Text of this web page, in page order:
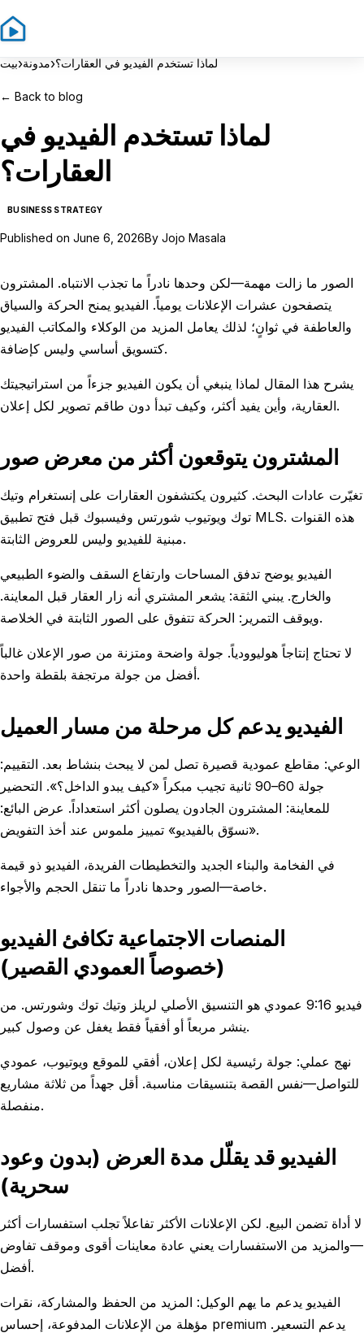
بيت›مدونة›لماذا تستخدم الفيديو في العقارات؟
← Back to blog
لماذا تستخدم الفيديو في
العقارات؟
BUSINESS STRATEGY
Published on June 6, 2026By Jojo Masala
الصور ما زالت مهمة—لكن وحدها نادراً ما تجذب الانتباه. المشترون
يتصفحون عشرات الإعلانات يومياً. الفيديو يمنح الحركة والسياق
والعاطفة في ثوانٍ؛ لذلك يعامل المزيد من الوكلاء والمكاتب الفيديو
كتسويق أساسي وليس كإضافة.
يشرح هذا المقال لماذا ينبغي أن يكون الفيديو جزءاً من استراتيجيتك
العقارية، وأين يفيد أكثر، وكيف تبدأ دون طاقم تصوير لكل إعلان.
المشترون يتوقعون أكثر من معرض صور
تغيّرت عادات البحث. كثيرون يكتشفون العقارات على إنستغرام وتيك
توك ويوتيوب شورتس وفيسبوك قبل فتح تطبيق MLS. هذه القنوات
مبنية للفيديو وليس للعروض الثابتة.
الفيديو يوضح تدفق المساحات وارتفاع السقف والضوء الطبيعي
والخارج. يبني الثقة: يشعر المشتري أنه زار العقار قبل المعاينة.
ويوقف التمرير: الحركة تتفوق على الصور الثابتة في الخلاصة.
لا تحتاج إنتاجاً هوليوودياً. جولة واضحة ومتزنة من صور الإعلان غالباً
أفضل من جولة مرتجفة بلقطة واحدة.
الفيديو يدعم كل مرحلة من مسار العميل
الوعي: مقاطع عمودية قصيرة تصل لمن لا يبحث بنشاط بعد. التقييم:
جولة 60–90 ثانية تجيب مبكراً «كيف يبدو الداخل؟». التحضير
للمعاينة: المشترون الجادون يصلون أكثر استعداداً. عرض البائع:
«نسوّق بالفيديو» تمييز ملموس عند أخذ التفويض.
في الفخامة والبناء الجديد والتخطيطات الفريدة، الفيديو ذو قيمة
خاصة—الصور وحدها نادراً ما تنقل الحجم والأجواء.
المنصات الاجتماعية تكافئ الفيديو
(خصوصاً العمودي القصير)
فيديو 9:16 عمودي هو التنسيق الأصلي لريلز وتيك توك وشورتس. من
ينشر مربعاً أو أفقياً فقط يغفل عن وصول كبير.
نهج عملي: جولة رئيسية لكل إعلان، أفقي للموقع ويوتيوب، عمودي
للتواصل—نفس القصة بتنسيقات مناسبة. أقل جهداً من ثلاثة مشاريع
منفصلة.
الفيديو قد يقلّل مدة العرض (بدون وعود
سحرية)
لا أداة تضمن البيع. لكن الإعلانات الأكثر تفاعلاً تجلب استفسارات أكثر
—والمزيد من الاستفسارات يعني عادة معاينات أقوى وموقف تفاوض
أفضل.
الفيديو يدعم ما يهم الوكيل: المزيد من الحفظ والمشاركة، نقرات
مؤهلة من الإعلانات المدفوعة، إحساس premium يدعم التسعير.